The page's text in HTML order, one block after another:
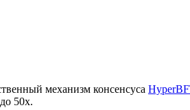
механизм консенсуса
50x.